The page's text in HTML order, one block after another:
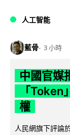
人工智能
藍骨 3 小時
中國官媒
「
權
人民網旗下評論